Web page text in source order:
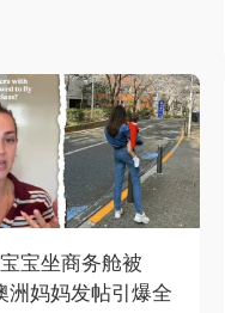
宝坐商务舱被
洲妈妈发帖引爆全